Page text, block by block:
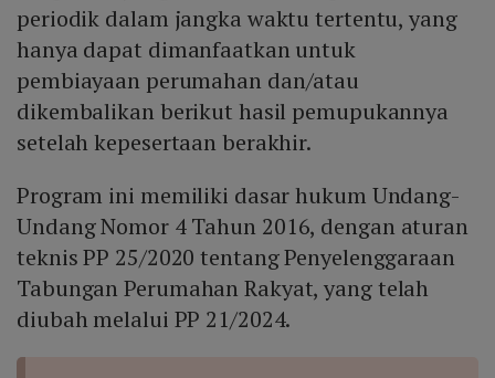
periodik dalam jangka waktu tertentu, yang
hanya dapat dimanfaatkan untuk
pembiayaan perumahan dan/atau
dikembalikan berikut hasil pemupukannya
setelah kepesertaan berakhir.
Program ini memiliki dasar hukum Undang-
Undang Nomor 4 Tahun 2016, dengan aturan
teknis PP 25/2020 tentang Penyelenggaraan
Tabungan Perumahan Rakyat, yang telah
diubah melalui PP 21/2024.